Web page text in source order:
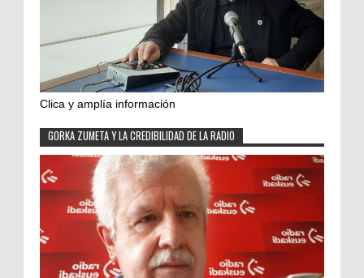
Clica y amplía información
GORKA ZUMETA Y LA CREDIBILIDAD DE LA RADIO